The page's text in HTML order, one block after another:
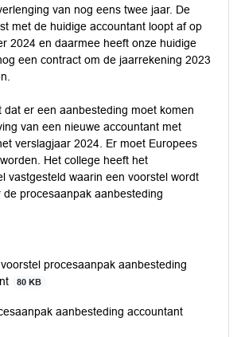
van nog eens twee jaar. De
met de huidige accountant loopt af op
2024 en daarmee heeft onze huidige
een contract om de jaarrekening 2023
dat er een aanbesteding moet komen
van een nieuwe accountant met
verslagjaar 2024. Er moet Europees
Het college heeft het
vastgesteld waarin een voorstel wordt
de procesaanpak aanbesteding
procesaanpak aanbesteding
80 KB
aanbesteding accountant